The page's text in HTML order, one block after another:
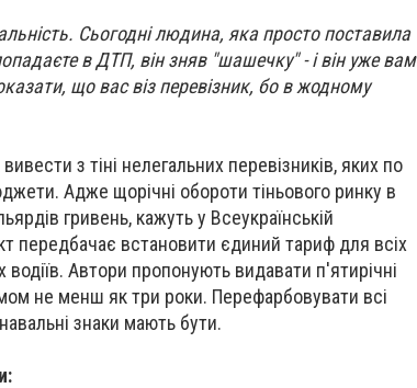
Сьогодні людина, яка просто поставила
в ДТП, він зняв "шашечку" - і він уже вам
що вас віз перевізник, бо в жодному
з тіні нелегальних перевізників, яких по
Адже щорічні обороти тіньового ринку в
гривень, кажуть у Всеукраїнській
передбачає встановити єдиний тариф для всіх
Автори пропонують видавати п'ятирічні
не менш як три роки. Перефарбовувати всі
знаки мають бути.